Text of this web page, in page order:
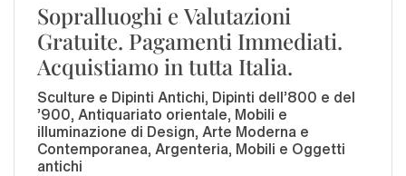
Sopralluoghi e Valutazioni
Gratuite. Pagamenti Immediati.
Acquistiamo in tutta Italia.
Sculture e Dipinti Antichi, Dipinti dell'800 e del
'900, Antiquariato orientale, Mobili e
illuminazione di Design, Arte Moderna e
Contemporanea, Argenteria, Mobili e Oggetti
antichi